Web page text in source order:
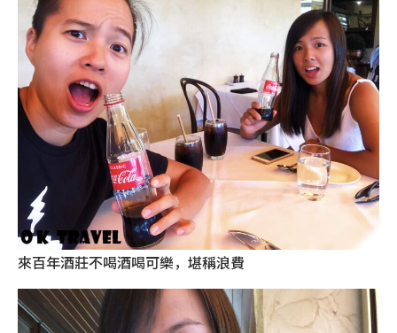
來百年酒莊不喝酒喝可樂，堪稱浪費